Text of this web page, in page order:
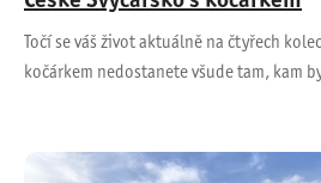
Točí se váš život aktuálně na čtyřech
kočárkem nedostanete všude tam, kam